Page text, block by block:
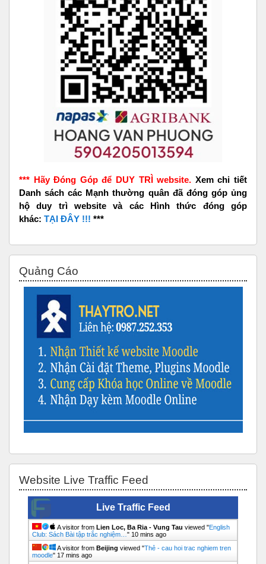
*** Hãy Đóng Góp để DUY TRÌ website. Xem chi tiết
Danh sách các Mạnh thường quân đã đóng góp ủng
hộ duy trì website và các Hình thức đóng góp
khác: TẠI ĐÂY !!! ***
Quảng Cáo
Website Live Traffic Feed
Live Traffic Feed
A visitor from Lien Loc, Ba Ria - Vung Tau viewed "English
Club: Sách Bài tập trắc nghiệm… " 10 mins ago
A visitor from Beijing viewed "Thẻ - cau hoi trac nghiem tren
moodle" 17 mins ago